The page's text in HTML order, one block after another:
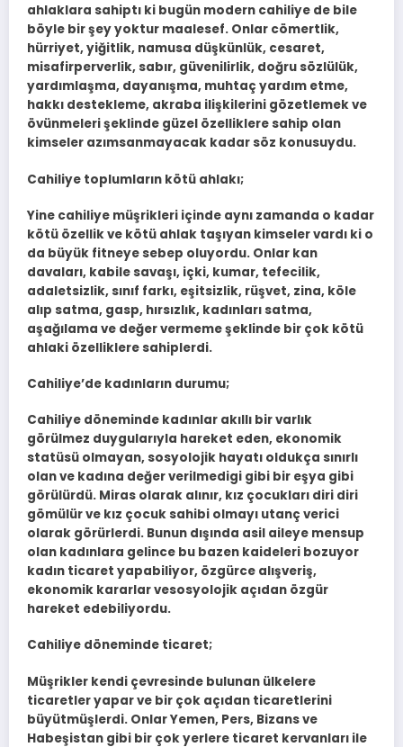
ahlaklara sahiptı ki bugün modern cahiliye de bile
böyle bir şey yoktur maalesef. Onlar cömertlik,
hürriyet, yiğitlik, namusa düşkünlük, cesaret,
misafirperverlik, sabır, güvenilirlik, doğru sözlülük,
yardımlaşma, dayanışma, muhtaç yardım etme,
hakkı destekleme, akraba ilişkilerini gözetlemek ve
övünmeleri şeklinde güzel özelliklere sahip olan
kimseler azımsanmayacak kadar söz konusuydu.
Cahiliye toplumların kötü ahlakı;
Yine cahiliye müşrikleri içinde aynı zamanda o kadar
kötü özellik ve kötü ahlak taşıyan kimseler vardı ki o
da büyük fitneye sebep oluyordu. Onlar kan
davaları, kabile savaşı, içki, kumar, tefecilik,
adaletsizlik, sınıf farkı, eşitsizlik, rüşvet, zina, köle
alıp satma, gasp, hırsızlık, kadınları satma,
aşağılama ve değer vermeme şeklinde bir çok kötü
ahlaki özelliklere sahiplerdi.
Cahiliye’de kadınların durumu;
Cahiliye döneminde kadınlar akıllı bir varlık
görülmez duygularıyla hareket eden, ekonomik
statüsü olmayan, sosyolojik hayatı oldukça sınırlı
olan ve kadına değer verilmedigi gibi bir eşya gibi
görülürdü. Miras olarak alınır, kız çocukları diri diri
gömülür ve kız çocuk sahibi olmayı utanç verici
olarak görürlerdi. Bunun dışında asil aileye mensup
olan kadınlara gelince bu bazen kaideleri bozuyor
kadın ticaret yapabiliyor, özgürce alışveriş,
ekonomik kararlar vesosyolojik açıdan özgür
hareket edebiliyordu.
Cahiliye döneminde ticaret;
Müşrikler kendi çevresinde bulunan ülkelere
ticaretler yapar ve bir çok açıdan ticaretlerini
büyütmüşlerdi. Onlar Yemen, Pers, Bizans ve
Habeşistan gibi bir çok yerlere ticaret kervanları ile